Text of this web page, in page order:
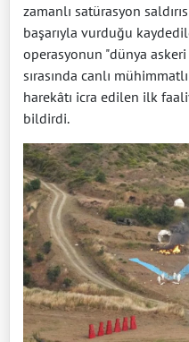
zamanlı satürasyon
başarıyla vurduğu
operasyonun "dünya
sırasında canlı
harekâtı icra edilen ilk
bildirdi.